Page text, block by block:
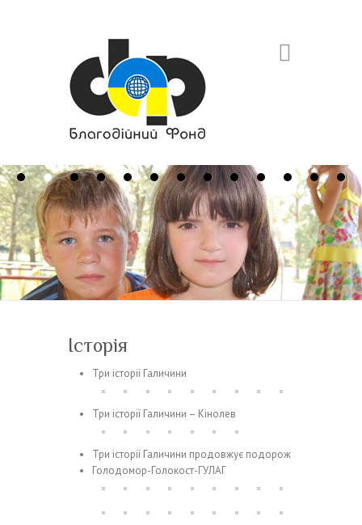
Історія
Три історії Галичини
Три історії Галичини – Кінолев
Три історії Галичини продовжує подорож
Голодомор-Голокост-ГУЛАГ